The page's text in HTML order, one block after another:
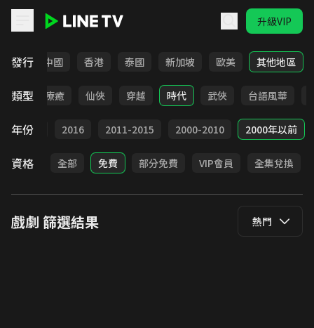
升級VIP
發行
韓國 中國 香港 泰國 新加坡 歐美 其他地區
類型
驚悚 療癒 仙俠 穿越 時代 武俠 台語風華
年份
2017 2016 2011-2015 2000-2010 2000年以前
資格 全部 免費 部分免費 VIP會員 全集兌換
戲劇 篩選結果 熱門